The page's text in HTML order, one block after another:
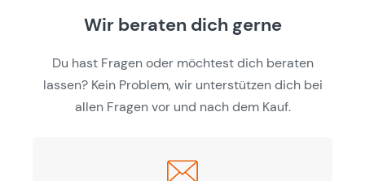
Wir beraten dich gerne
Du hast Fragen oder möchtest dich beraten
lassen? Kein Problem, wir unterstützen dich bei
allen Fragen vor und nach dem Kauf.